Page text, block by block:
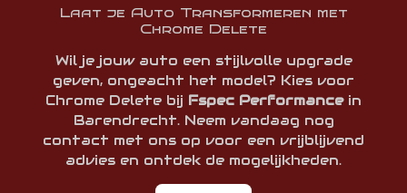
Laat je Auto Transformeren met
Chrome Delete
Wil je jouw auto een stijlvolle upgrade
geven, ongeacht het model? Kies voor
Chrome Delete bij Fspec Performancein
Barendrecht. Neem vandaag nog
contact met ons op voor een vrijblijvend
advies en ontdek de mogelijkheden.